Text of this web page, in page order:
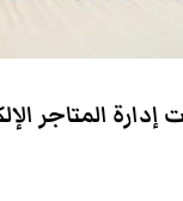
المتاجر